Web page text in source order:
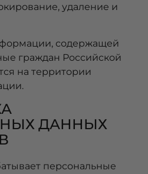
удаление и
содержащей
граждан Российской
на территории
ДАННЫХ
персональные